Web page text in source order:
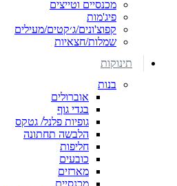
מכנסיים וטייצים
פיג'מות
קפוצ'ונים/ג׳קטים/מעילים
שמלות/חצאיות
תינוקות
בנות
אוברולים
בגדי גוף
גופיות פלנל/ גטקס
הלבשה תחתונה
חליפות
כובעים
מארזים
מכנסיים